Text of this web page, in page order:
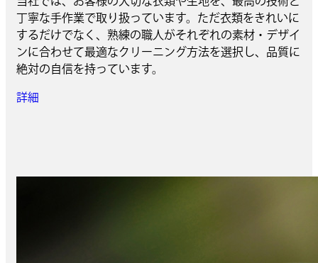
丁寧な手作業で取り扱っています。ただ衣類をきれいに
するだけでなく、熟練の職人がそれぞれの素材・デザイ
ンに合わせて最適なクリーニング方法を選択し、品質に
絶対の自信を持っています。
詳細